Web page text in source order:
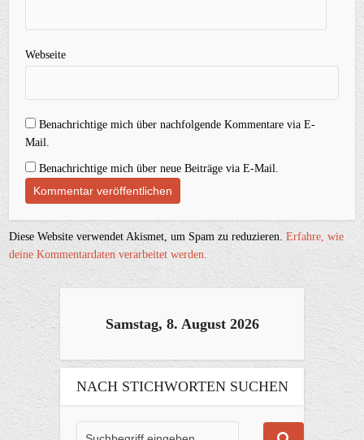
Webseite
Benachrichtige mich über nachfolgende Kommentare via E-
Mail.
Benachrichtige mich über neue Beiträge via E-Mail.
Diese Website verwendet Akismet, um Spam zu reduzieren.Erfahre, wie
deine Kommentardaten verarbeitet werden.
Samstag, 8. August 2026
NACH STICHWORTEN SUCHEN